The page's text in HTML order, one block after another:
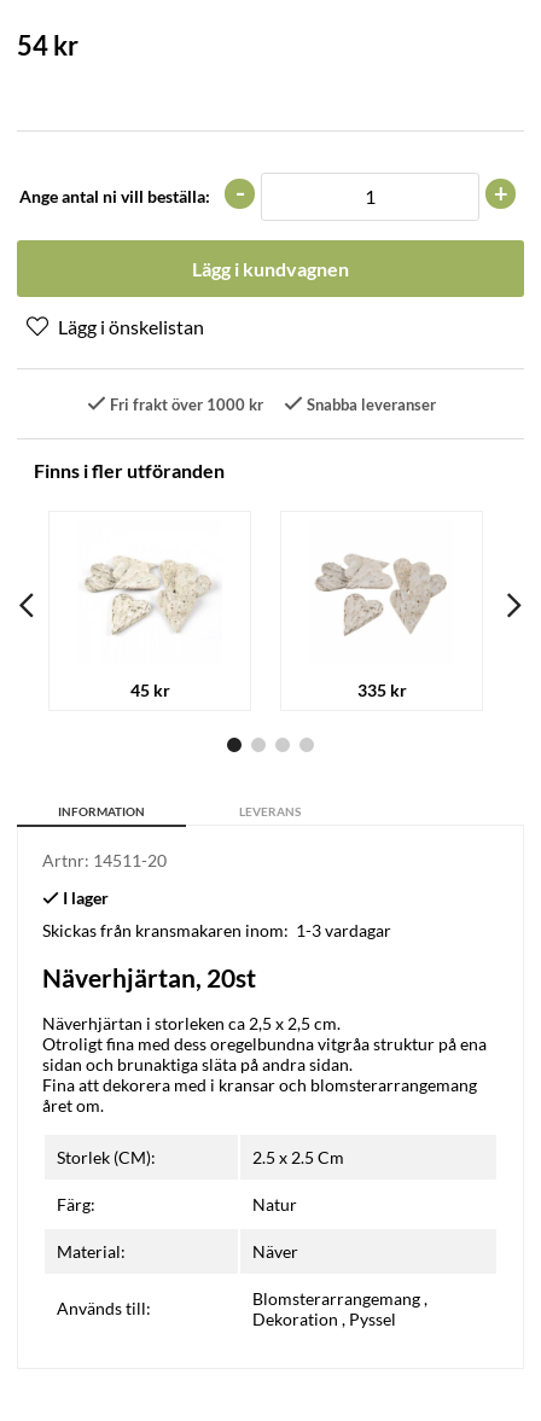
54kr
Ange antal ni vill beställa: +
-
Lägg i kundvagnen
Fri frakt över 1000 kr Snabba leveranser
Finns i fler utföranden
45 kr 335 kr
INFORMATION LEVERANS
Artnr: 14511-20
Skickas från kransmakaren inom: 1-3 vardagar
Näverhjärtan, 20st
Näverhjärtan i storleken ca 2,5 x 2,5 cm.
Otroligt fina med dess oregelbundna vitgråa struktur på ena
sidan och brunaktiga släta på andra sidan.
Fina att dekorera med i kransar och blomsterarrangemang
året om.
Storlek (CM): 2.5 x 2.5 Cm
Färg: Natur
Material: Näver
Används till: Blomsterarrangemang,
Dekoration , Pyssel